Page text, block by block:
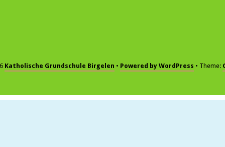
Katholische Grundschule Birgelen Powered by WordPress Theme: